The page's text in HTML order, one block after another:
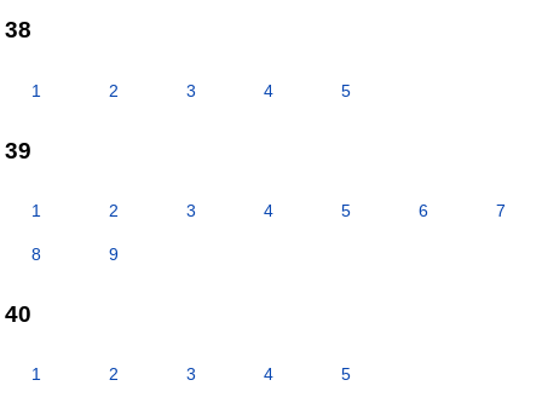
38
1 2 3 4 5
39
1 2 3 4 5 6 7
8 9
40
1 2 3 4 5